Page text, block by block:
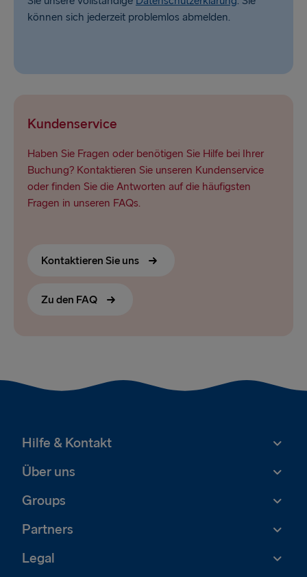
können sich jederzeit problemlos abmelden.
Kundenservice
Haben Sie Fragen oder benötigen Sie Hilfe bei Ihrer
Buchung? Kontaktieren Sie unseren Kundenservice
oder finden Sie die Antworten auf die häufigsten
Fragen in unseren FAQs.
Kontaktieren Sie uns
Zu den FAQ
Hilfe & Kontakt
Über uns
Groups
Partners
Legal